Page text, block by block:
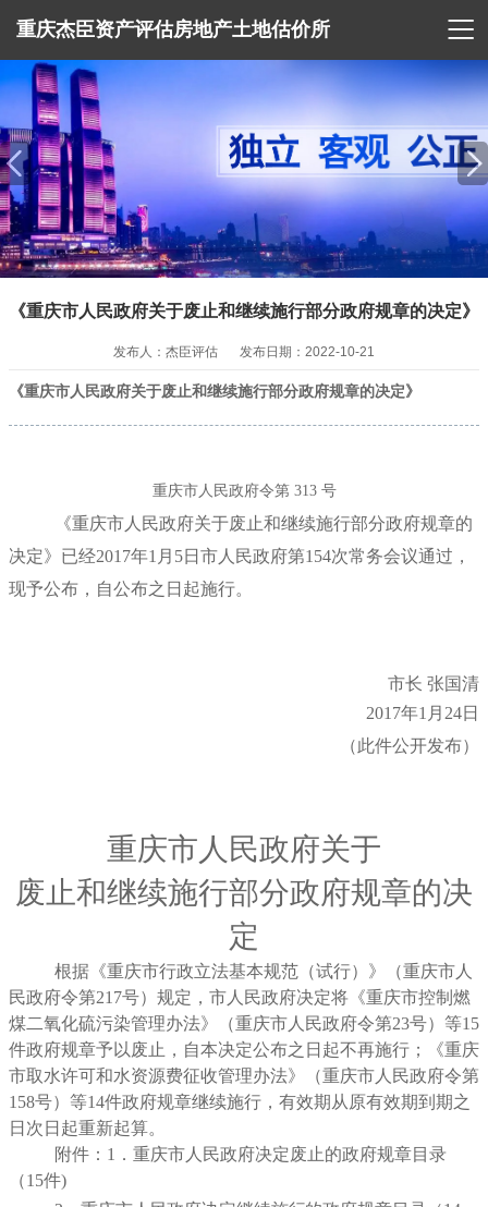
重庆杰臣资产评估房地产土地估价所 
《重庆市人民政府关于废止和继续施行部分政府规章的决定》
发布人：杰臣评估 发布日期：2022-10-21
《重庆市人民政府关于废止和继续施行部分政府规章的决定》
重庆市人民政府令第 313 号
《重庆市人民政府关于废止和继续施行部分政府规章的
决定》已经2017年1月5日 市人民政府第154次常务会议通过，
现予公布，自公布之日起施行。
市长 张国清
2017年1月24日
（此件公开发布）
重庆市人民政府关于
废止和继续施行部分政府规章的决
定
根据《重庆市行政立法基本规范（试行）》（重庆市人
民政府令第217号）规定，市人民政府决定将《重庆市控制燃
煤二氧化硫污染管理办法》（重庆市人民政府令第23号）等15
件政府规章予以废止，自本决定公布之日起不再施行；《重庆
市取水许可和水资源费征收管理办法》（重庆市人民政府令第
158号）等14件政府规章继续施行，有效期从原有效期到期之
日次日起重新起算。
附件：1．重庆市人民政府决定废止的政府规章目录
（15件)